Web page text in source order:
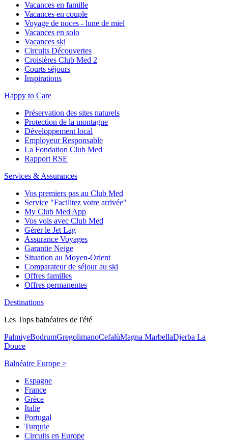
Vacances en famille
Vacances en couple
Voyage de noces - lune de miel
Vacances en solo
Vacances ski
Circuits Découvertes
Croisières Club Med 2
Courts séjours
Inspirations
Happy to Care
Préservation des sites naturels
Protection de la montagne
Développement local
Employeur Responsable
La Fondation Club Med
Rapport RSE
Services & Assurances
Vos premiers pas au Club Med
Service "Facilitez votre arrivée"
My Club Med App
Vos vols avec Club Med
Gérer le Jet Lag
Assurance Voyages
Garantie Neige
Situation au Moyen-Orient
Comparateur de séjour au ski
Offres familles
Offres permanentes
Destinations
Les Tops balnéaires de l'été
PalmiyeBodrumGregolimanoCefalùMagna MarbellaDjerba La
Douce
Balnéaire Europe >
Espagne
France
Grèce
Italie
Portugal
Turquie
Circuits en Europe